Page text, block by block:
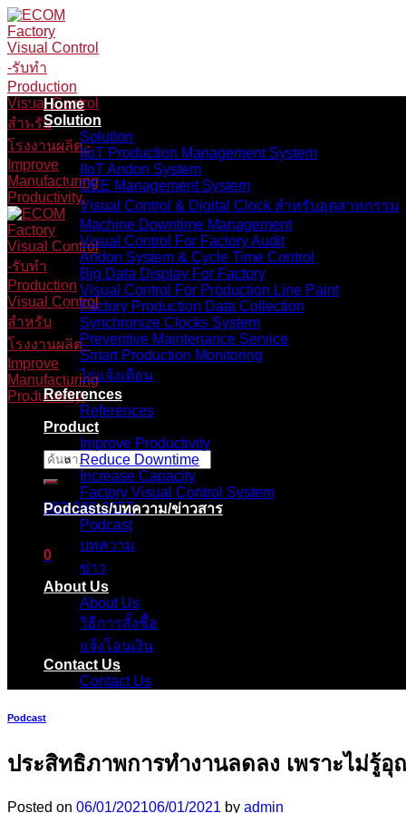
Skip
to
content
ค้นหา:
083-096-2657
0
ตะกร้าสินค้า
ไม่มีสินค้าในตะกร้า
Home
Solution
Solution
IIoT Production Management System
IIoT Andon System
OEE Management System
Visual Control & Digital Clock สำหรับอุตสาหกรรม
Machine Downtime Management
Visual Control For Factory Audit
Andon System & Cycle Time Control
Big Data Display For Factory
Visual Control For Production Line Paint
Factory Production Data Collection
Synchronize Clocks System
Preventive Maintenance Service
Smart Production Monitoring
ไก่แจ้งเตือน
References
References
Product
Improve Productivity
Reduce Downtime
Increase Capacity
Factory Visual Control System
Podcasts/บทความ/ข่าวสาร
Podcast
บทความ
ข่าว
About Us
About Us
วิธีการสั้งซื้อ
แจ้งโอนเงิน
Contact Us
Contact Us
Podcast
ประสิทธิภาพการทำงานลดลง เพราะไม่
Posted on 06/01/202106/01/2021 by admin